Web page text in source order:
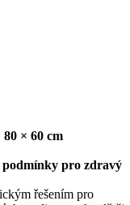
× 60 cm
podmínky pro zdravý
řešením pro